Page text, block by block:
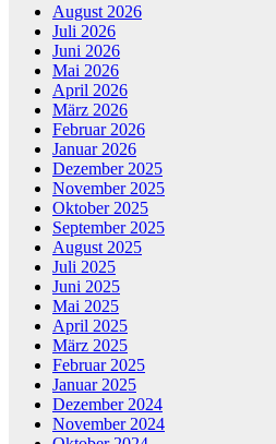
August 2026
Juli 2026
Juni 2026
Mai 2026
April 2026
März 2026
Februar 2026
Januar 2026
Dezember 2025
November 2025
Oktober 2025
September 2025
August 2025
Juli 2025
Juni 2025
Mai 2025
April 2025
März 2025
Februar 2025
Januar 2025
Dezember 2024
November 2024